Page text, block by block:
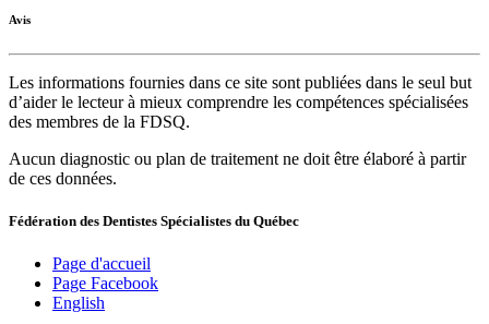
Avis
Les informations fournies dans ce site sont publiées dans le seul but
d’aider le lecteur à mieux comprendre les compétences spécialisées
des membres de la FDSQ.
Aucun diagnostic ou plan de traitement ne doit être élaboré à partir
de ces données.
Fédération des Dentistes Spécialistes du Québec
Page d'accueil
Page Facebook
English